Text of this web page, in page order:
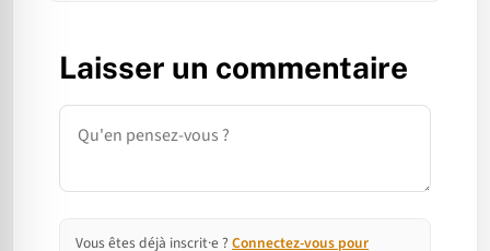
Laisser un commentaire
Commentaire
Vous êtes déjà inscrit·e ? Connectez-vous pour